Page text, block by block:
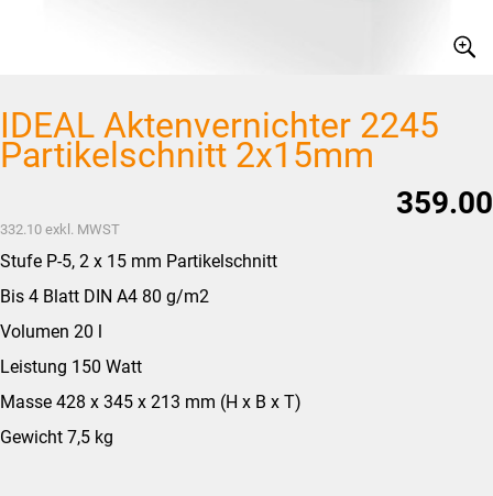
IDEAL Aktenvernichter 2245
Partikelschnitt 2x15mm
359.00
332.10 exkl. MWST
Stufe P-5, 2 x 15 mm Partikelschnitt
Bis 4 Blatt DIN A4 80 g/m2
Volumen 20 l
Leistung 150 Watt
Masse 428 x 345 x 213 mm (H x B x T)
Gewicht 7,5 kg